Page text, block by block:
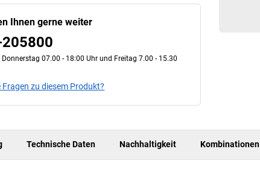
Ihnen gerne weiter
07.00 - 18:00 Uhr und Freitag 7.00 - 15.30
Fragen zu diesem Produkt?
Technische Daten Nachhaltigkeit Kombinationen